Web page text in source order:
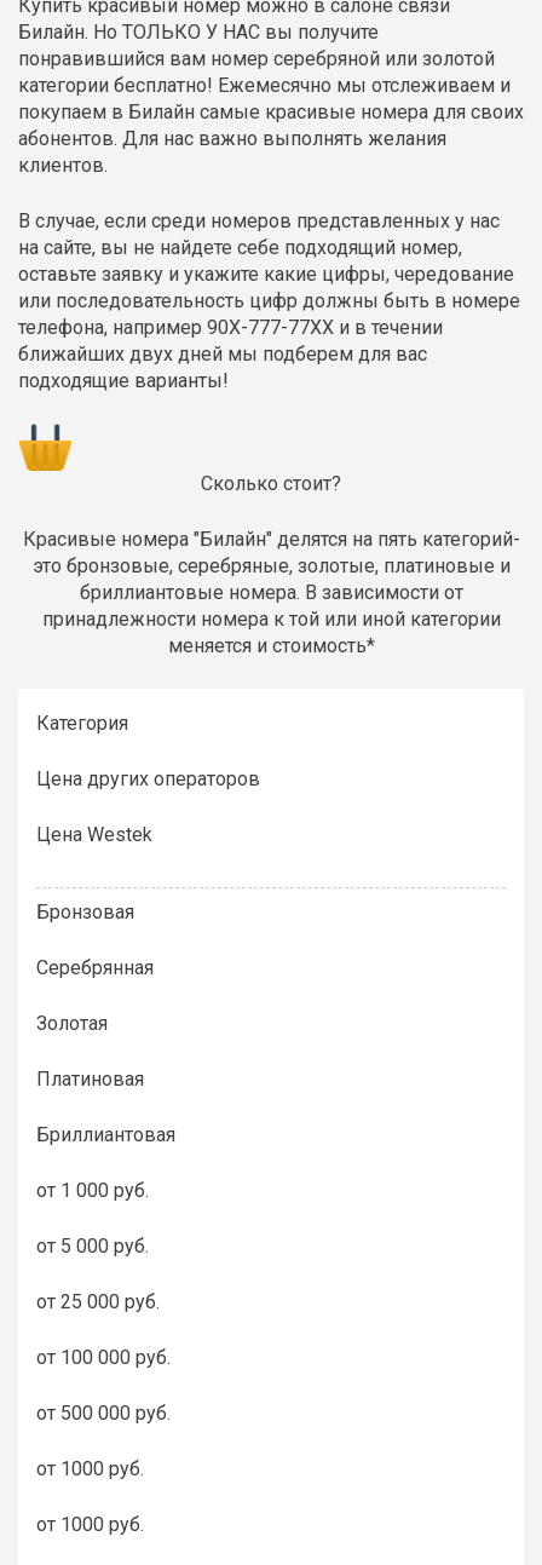
Купить красивый номер можно в салоне связи
Билайн. Но ТОЛЬКО У НАС вы получите
понравившийся вам номер серебряной или золотой
категории бесплатно! Ежемесячно мы отслеживаем и
покупаем в Билайн самые красивые номера для своих
абонентов. Для нас важно выполнять желания
клиентов.
В случае, если среди номеров представленных у нас
на сайте, вы не найдете себе подходящий номер,
оставьте заявку и укажите какие цифры, чередование
или последовательность цифр должны быть в номере
телефона, например 90Х-777-77ХХ и в течении
ближайших двух дней мы подберем для вас
подходящие варианты!
Сколько стоит?
Красивые номера "Билайн" делятся на пять категорий-
это бронзовые, серебряные, золотые, платиновые и
бриллиантовые номера. В зависимости от
принадлежности номера к той или иной категории
меняется и стоимость*
Категория
Цена других операторов
Цена Westek
Бронзовая
Серебрянная
Золотая
Платиновая
Бриллиантовая
от 1 000 руб.
от 5 000 руб.
от 25 000 руб.
от 100 000 руб.
от 500 000 руб.
от 1000 руб.
от 1000 руб.